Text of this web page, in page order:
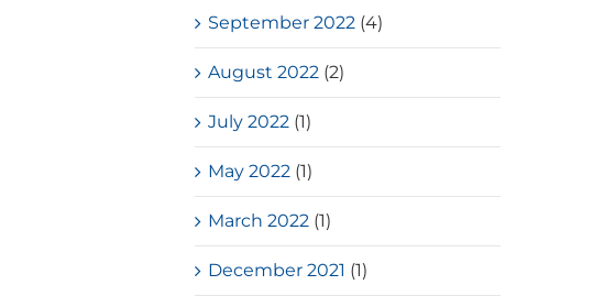
September 2022 (4)
August 2022 (2)
July 2022 (1)
May 2022 (1)
March 2022 (1)
December 2021 (1)